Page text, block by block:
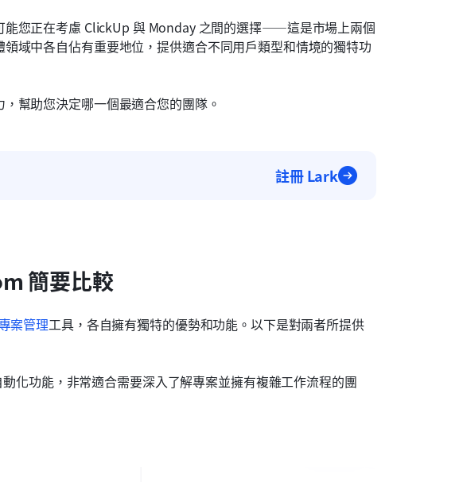
能您正在考慮 ClickUp 與 Monday 之間的選擇——這是市場上兩個
域中各自佔有重要地位，提供適合不同用戶類型和情境的獨特功
幫助您決定哪一個最適合您的團隊。
註冊 Lark
簡要比較
案管理工具，各自擁有獨特的優勢和功能。以下是對兩者所提供
化功能，非常適合需要深入了解專案並擁有複雜工作流程的團